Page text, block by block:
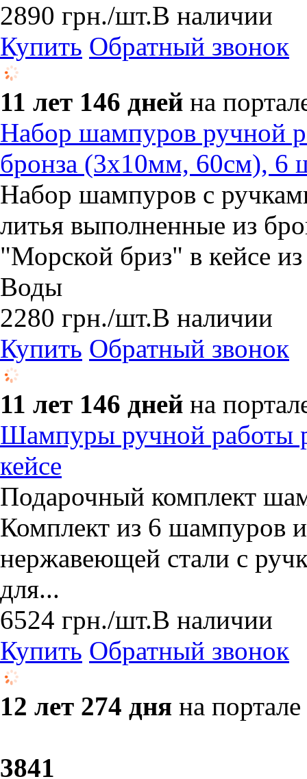
2890 грн./шт.В наличии
Купить Обратный звонок
11 лет 146 дней на
Набор шампуров ручной
бронза (3х10мм, 60см), 6
Набор шампуров с
литья выполненные из
"Морской бриз" в кейсе
Воды
2280 грн./шт.В наличии
Купить Обратный звонок
11 лет 146 дней на
Шампуры ручной работы
кейсе
Подарочный комплект
Комплект из 6 шампуров
нержавеющей стали с
для...
6524 грн./шт.В наличии
Купить Обратный звонок
12 лет 274 дня на портале
3841